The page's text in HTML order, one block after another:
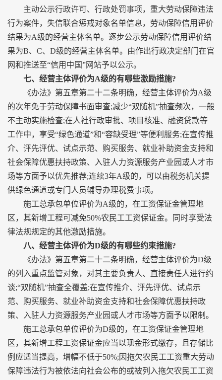
主动公示行政许可、行政处罚事项，重大劳动保障违法
行为案件，失信联合惩戒对象名单信息，劳动保障信用评价
结果为A级的经营主体名单。逐步公示劳动保障信用评价结
果为B、C、D级的经营主体名单。由作出行政决定部门在官
网和推送至“信用中国”网站予以公示。
七、经营主体评价为A级的有哪些激励措施?
《办法》第五章第二十二条明确，经营主体评价为A级
的次年免于劳动保障书面审查;减少“双随机”抽查频次，一般
不主动实施检查;在人社行政审批、项目核准、融资贷款等
工作中，享受“绿色通道”和“容缺受理”等便利服务;在宣传推
介、评先评优、试点示范、购买服务、就业补助资金支持和
社会保障优惠扶持政策、入驻人力资源服务产业园或人才市
场等方面予以优先推荐;连续3年A级的，可以由税务机关提
供绿色通道或专门人员辅导办理税费事项。
施工总承包单位评价为A级的，在工资保证金管理地
区，其新增工程可减免50%农民工工资保证金。同时享受法
律法规规定的其他激励措施。
八、经营主体评价为D级的有哪些约束措施?
《办法》第五章第二十二条明确，经营主体评价为D级
的列入重点监管对象，对其主要负责人、直接责任人进行约
谈;“双随机”抽查全覆盖;在宣传推介、评先评优、试点示
范、购买服务、就业补助资金支持和社会保障优惠扶持政
策、入驻人力资源服务产业园或人才市场等方面予以限制。
施工总承包单位评价为D级的，在工资保证金管理地
区，其新增工程工资保证金应当以现金形式缴存，且存储比
例应适当提高，增幅不低于50%;因拖欠农民工工资重大劳动
保障违法行为被依法向社会公布的或被列入拖欠农民工工资